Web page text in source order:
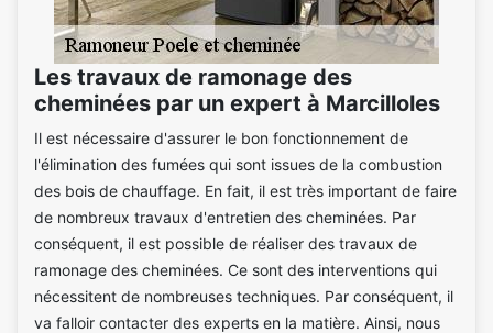
Les travaux de ramonage des
cheminées par un expert à Marcilloles
Il est nécessaire d'assurer le bon fonctionnement de
l'élimination des fumées qui sont issues de la combustion
des bois de chauffage. En fait, il est très important de faire
de nombreux travaux d'entretien des cheminées. Par
conséquent, il est possible de réaliser des travaux de
ramonage des cheminées. Ce sont des interventions qui
nécessitent de nombreuses techniques. Par conséquent, il
va falloir contacter des experts en la matière. Ainsi, nous